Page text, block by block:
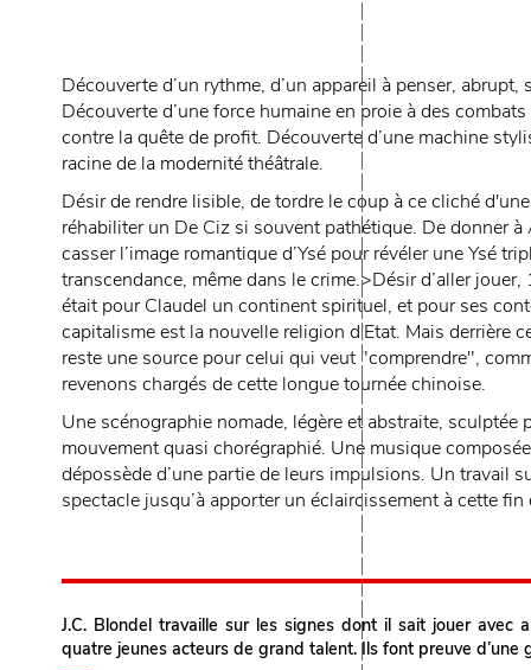
Découverte d’un rythme, d’un appareil à penser,
Découverte d’une force humaine en proie à des
contre la quête de profit. Découverte d’une machine
racine de la modernité théâtrale.
Désir de rendre lisible, de tordre le coup à ce cliché
réhabiliter un De Ciz si souvent pathétique. De donner
casser l’image romantique d’Ysé pour révéler une Ysé
transcendance, même dans le crime.>Désir d’aller
était pour Claudel un continent spirituel, et pour ses
capitalisme est la nouvelle religion d'Etat. Mais derrière
reste une source pour celui qui veut "comprendre",
revenons chargés de cette longue tournée chinoise.
Une scénographie nomade, légère et abstraite,
mouvement quasi chorégraphié. Une musique
dépossède d’une partie de leurs impulsions. Un travail
spectacle jusqu’à apporter un éclaircissement à cette
J.C. Blondel travaille sur les signes dont il sait jouer
quatre jeunes acteurs de grand talent. Ils font preuve